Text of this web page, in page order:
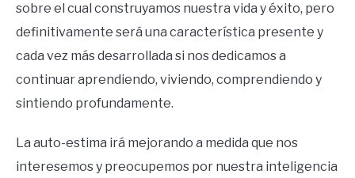
sobre el cual construyamos nuestra vida y éxito, pero
definitivamente será una característica presente y
cada vez más desarrollada si nos dedicamos a
continuar aprendiendo, viviendo, comprendiendo y
sintiendo profundamente.
La auto-estima irá mejorando a medida que nos
interesemos y preocupemos por nuestra inteligencia